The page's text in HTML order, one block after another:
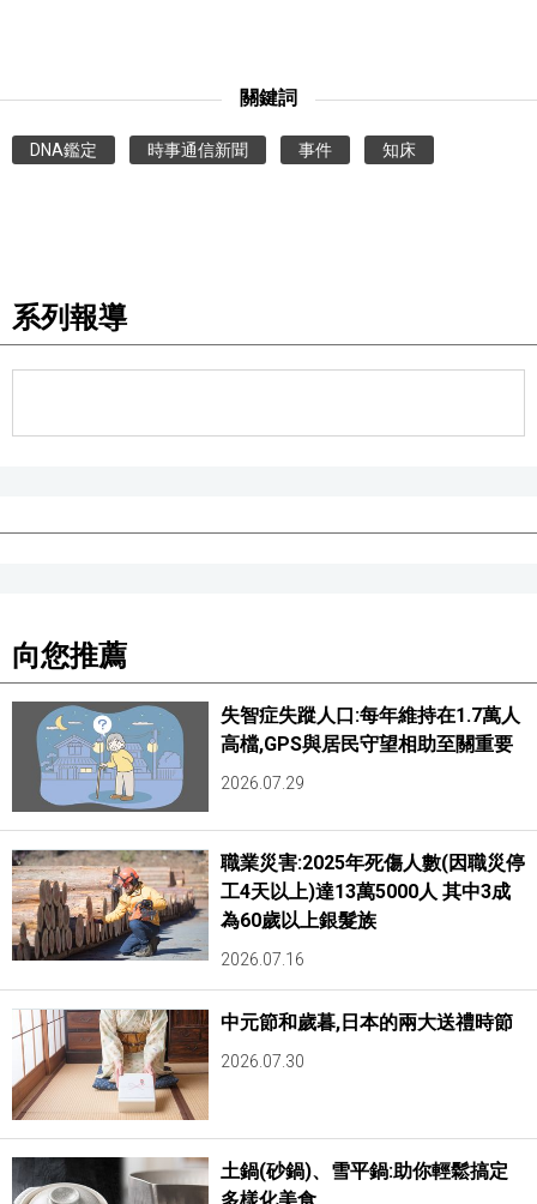
編輯部通知
關鍵詞
DNA鑑定 時事通信新聞 事件 知床
系列報導
向您推薦
失智症失蹤人口:每年維持在1.7萬人
高檔,GPS與居民守望相助至關重要
2026.07.29
職業災害:2025年死傷人數(因職災停
工4天以上)達13萬5000人 其中3成
為60歲以上銀髮族
2026.07.16
中元節和歲暮,日本的兩大送禮時節
2026.07.30
土鍋(砂鍋)、雪平鍋:助你輕鬆搞定
多樣化美食